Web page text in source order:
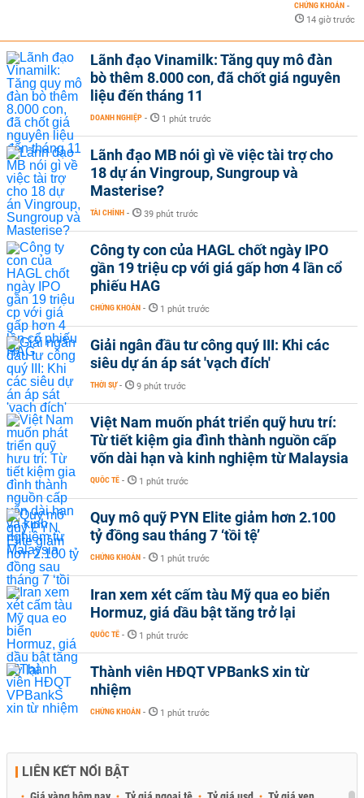
CHỨNG KHOÁN -
14 giờ trước
Lãnh đạo Vinamilk: Tăng quy mô đàn
bò thêm 8.000 con, đã chốt giá nguyên
liệu đến tháng 11
DOANH NGHIỆP - 1 phút trước
Lãnh đạo MB nói gì về việc tài trợ cho
18 dự án Vingroup, Sungroup và
Masterise?
TÀI CHÍNH - 39 phút trước
Công ty con của HAGL chốt ngày IPO
gần 19 triệu cp với giá gấp hơn 4 lần cổ
phiếu HAG
CHỨNG KHOÁN - 1 phút trước
Giải ngân đầu tư công quý III: Khi các
siêu dự án áp sát 'vạch đích'
THỜI SỰ - 9 phút trước
Việt Nam muốn phát triển quỹ hưu trí:
Từ tiết kiệm gia đình thành nguồn cấp
vốn dài hạn và kinh nghiệm từ Malaysia
QUỐC TẾ - 1 phút trước
Quy mô quỹ PYN Elite giảm hơn 2.100
tỷ đồng sau tháng 7 ‘tồi tệ’
CHỨNG KHOÁN - 1 phút trước
Iran xem xét cấm tàu Mỹ qua eo biển
Hormuz, giá dầu bật tăng trở lại
QUỐC TẾ - 1 phút trước
Thành viên HĐQT VPBankS xin từ
nhiệm
CHỨNG KHOÁN - 1 phút trước
LIÊN KẾT NỔI BẬT